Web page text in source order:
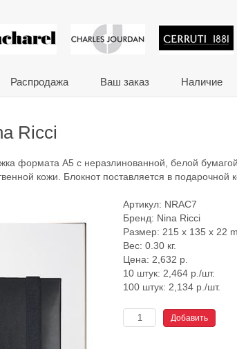
сувениры и
Распродажа Ваш заказ Наличие
Ricci
формата A5 с неразлинованной, белой
кожи. Блокнот поставляется в подарочной
Артикул: NRAC7
Бренд: Nina Ricci
Размер: 215 x 135 x 22
Вес: 0.30 кг.
Цена: 2,632 р.
10 штук: 2,464 р./шт.
100 штук: 2,134 р./шт.